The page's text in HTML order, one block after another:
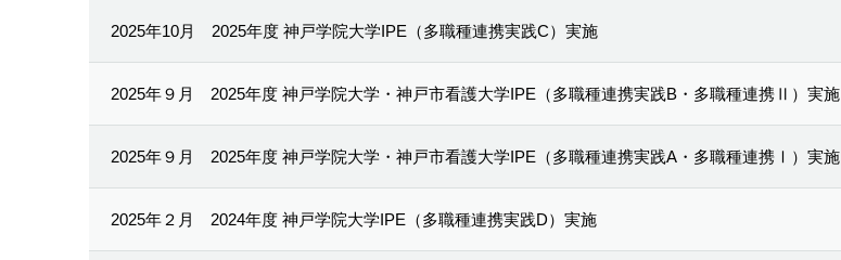
2025年10月 2025年度 神戸学院大学IPE（多職種連携実践C）実施
2025年９月 2025年度 神戸学院大学・神戸市看護大学IPE（多職種連携実践B・多職種連携Ⅱ）実施
2025年９月 2025年度 神戸学院大学・神戸市看護大学IPE（多職種連携実践A・多職種連携Ⅰ）実施
2025年２月 2024年度 神戸学院大学IPE（多職種連携実践D）実施